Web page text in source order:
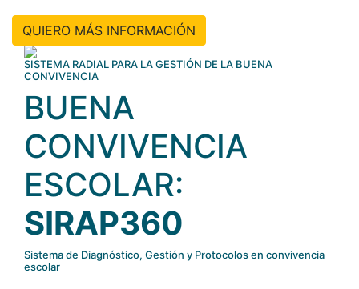
QUIERO MÁS INFORMACIÓN
SISTEMA RADIAL PARA LA GESTIÓN DE LA BUENA
CONVIVENCIA
BUENA
CONVIVENCIA
ESCOLAR:
SIRAP360
Sistema de Diagnóstico, Gestión y Protocolos en convivencia
escolar